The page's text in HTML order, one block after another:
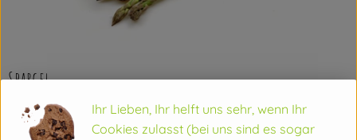
Spargel
Wussten Sie´s schon?
Ihr Lieben, Ihr helft uns sehr, wenn Ihr
Cookies zulasst (bei uns sind es sogar